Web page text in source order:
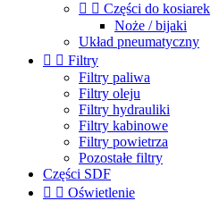
  Części do kosiarek
Noże / bijaki
Układ pneumatyczny
  Filtry
Filtry paliwa
Filtry oleju
Filtry hydrauliki
Filtry kabinowe
Filtry powietrza
Pozostałe filtry
Części SDF
  Oświetlenie